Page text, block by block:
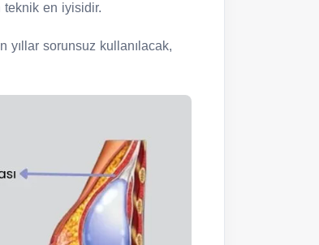
teknik en iyisidir.
yıllar sorunsuz kullanılacak,